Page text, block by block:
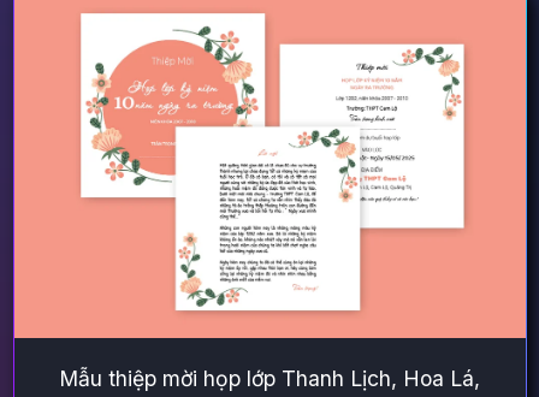
Mẫu thiệp mời họp lớp Thanh Lịch, Hoa Lá,